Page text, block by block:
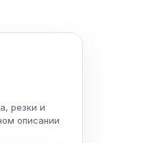
резки и
описании